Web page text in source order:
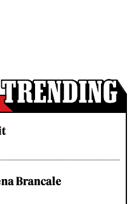
Brancale